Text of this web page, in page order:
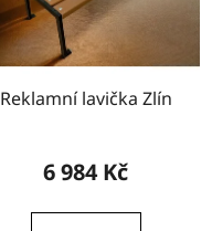
Reklamní lavička Zlín
6 984 Kč